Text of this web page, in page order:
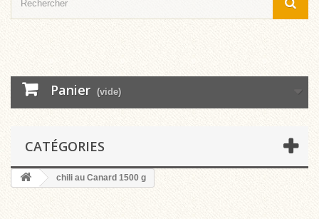
Panier (vide)
CATÉGORIES
chili au Canard 1500 g